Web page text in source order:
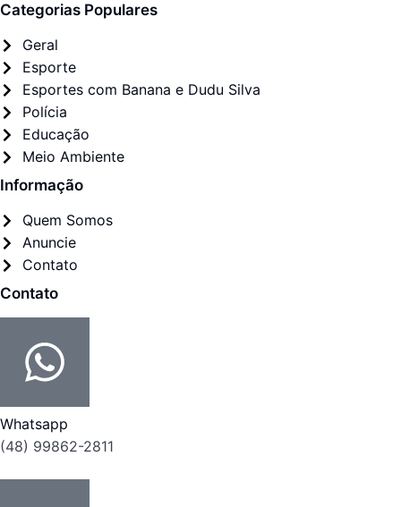
Categorias Populares
Geral
Esporte
Esportes com Banana e Dudu Silva
Polícia
Educação
Meio Ambiente
Informação
Quem Somos
Anuncie
Contato
Contato
Whatsapp
(48) 99862-2811